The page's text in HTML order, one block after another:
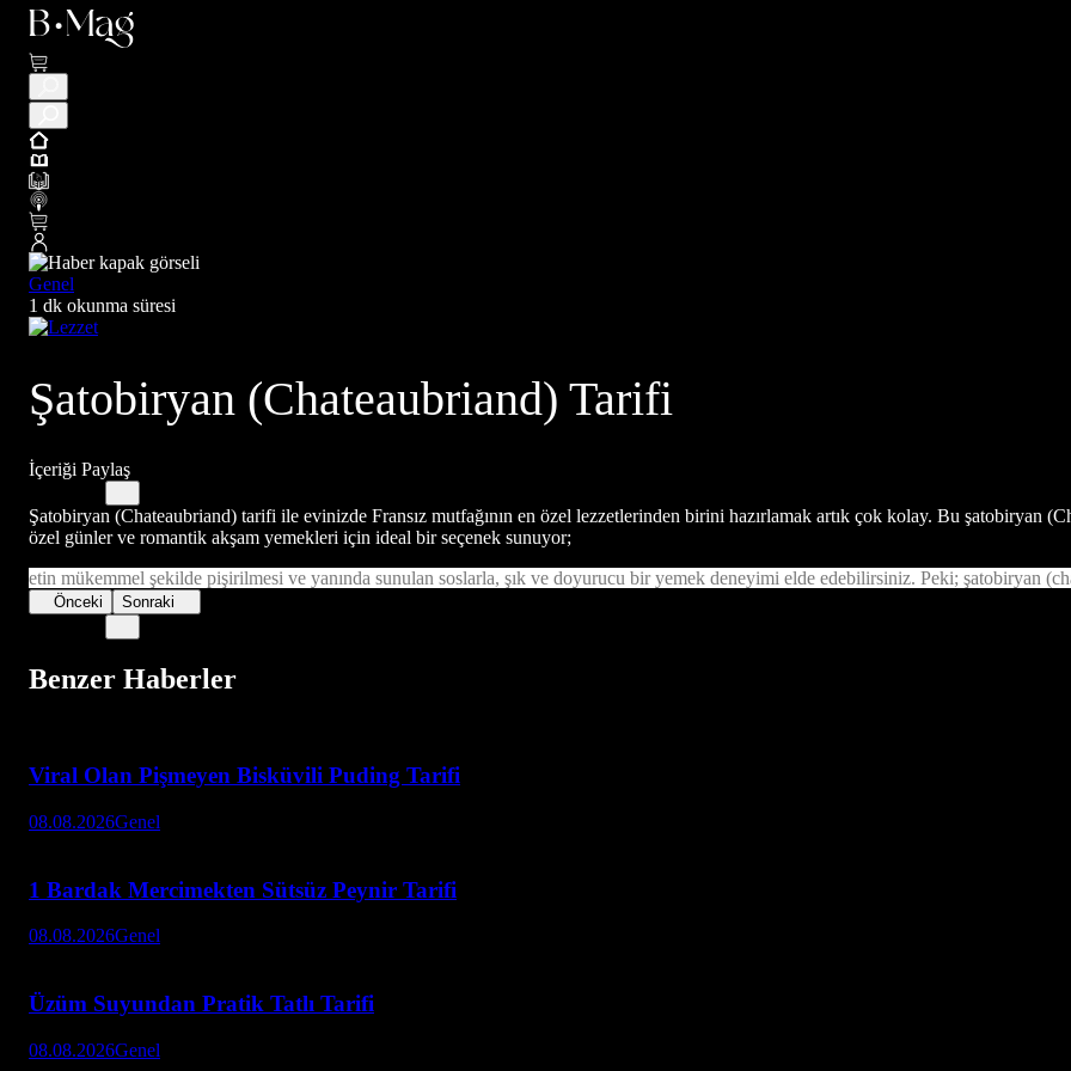
Genel
1 dk okunma süresi
Şatobiryan (Chateaubriand) Tarifi
İçeriği Paylaş
Şatobiryan (Chateaubriand) tarifi ile evinizde Fransız mutfağının en özel lezzetlerinden birini hazırlamak artık çok kolay. Bu şatobiryan
özel günler ve romantik akşam yemekleri için ideal bir seçenek sunuyor;
etin mükemmel şekilde pişirilmesi ve yanında sunulan soslarla, şık ve doyurucu bir yemek deneyimi elde edebilirsiniz. Peki; şatobiryan
Önceki Sonraki
Benzer Haberler
Viral Olan Pişmeyen Bisküvili Puding Tarifi
08.08.2026Genel
1 Bardak Mercimekten Sütsüz Peynir Tarifi
08.08.2026Genel
Üzüm Suyundan Pratik Tatlı Tarifi
08.08.2026Genel